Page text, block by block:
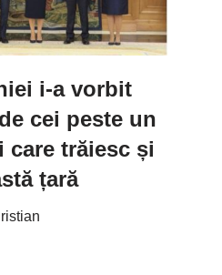
i-a vorbit
cei peste un
care trăiesc și
țară